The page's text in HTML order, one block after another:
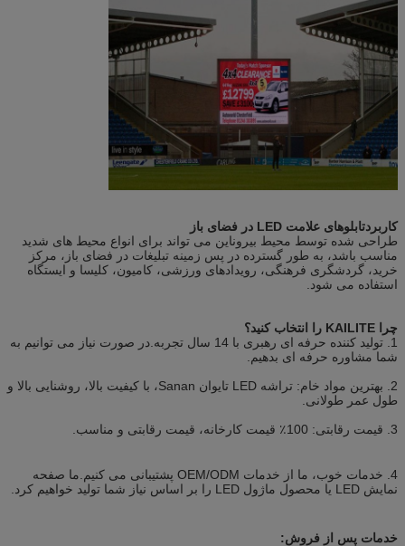
کاربردتابلوهای علامت LED در فضای باز
طراحی شده توسط محیط بیروناین می تواند برای انواع محیط های شدید
مناسب باشد، به طور گسترده در پس زمینه تبلیغات در فضای باز، مرکز
خرید، گردشگری فرهنگی، رویدادهای ورزشی، کامیون، کلیسا و ایستگاه
استفاده می شود.
چرا KAILITE را انتخاب کنید؟
1. تولید کننده حرفه ای رهبری با 14 سال تجربه.در صورت نیاز می توانیم به
شما مشاوره حرفه ای بدهیم.
2. بهترین مواد خام: تراشه LED تایوان Sanan، با کیفیت بالا، روشنایی بالا و
طول عمر طولانی.
3. قیمت رقابتی: 100٪ قیمت کارخانه، قیمت رقابتی و مناسب.
4. خدمات خوب، ما از خدمات OEM/ODM پشتیبانی می کنیم.ما صفحه
نمایش LED یا محصول ماژول LED را بر اساس نیاز شما تولید خواهیم کرد.
خدمات پس از فروش: